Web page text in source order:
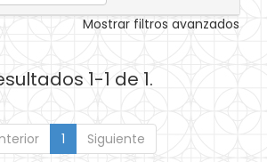
Mostrar filtros avanzados
1-1 de 1.
1 Siguiente